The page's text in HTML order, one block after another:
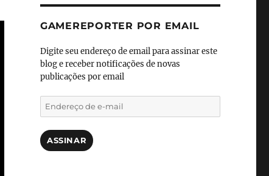
GAMEREPORTER POR EMAIL
Digite seu endereço de email para assinar este
blog e receber notificações de novas
publicações por email
Endereço
de
e-
mail
ASSINAR